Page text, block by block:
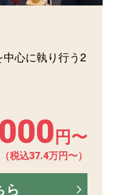
心に執り行う2
円〜
（税込37.4万円〜）
ら